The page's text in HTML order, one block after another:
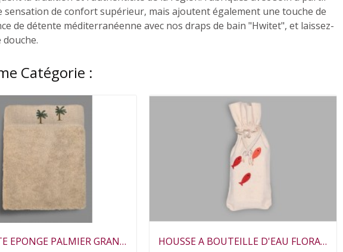
de confort supérieur, mais ajoutent également une touche de
de détente méditerranéenne avec nos draps de bain "Hwitet", et laissez-
Catégorie :
SERVIETTE EPONGE PALMIER GRAND MODELE
HOUSSE A BOUTEILLE D'EAU FLORALE HWITET